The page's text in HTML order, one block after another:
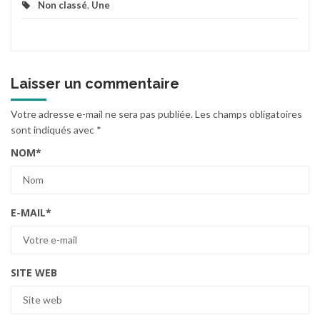
Non classé, Une
Laisser un commentaire
Votre adresse e-mail ne sera pas publiée.Les champs obligatoires
sont indiqués avec *
NOM*
E-MAIL*
SITE WEB